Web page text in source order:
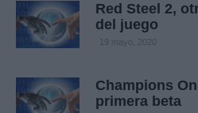
Red Steel 2,
del juego
19 mayo, 2020
Champions
primera beta